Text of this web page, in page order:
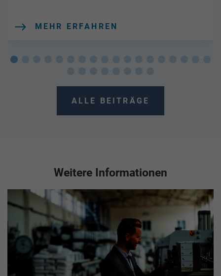
MEHR ERFAHREN
ALLE BEITRÄGE
Weitere Informationen